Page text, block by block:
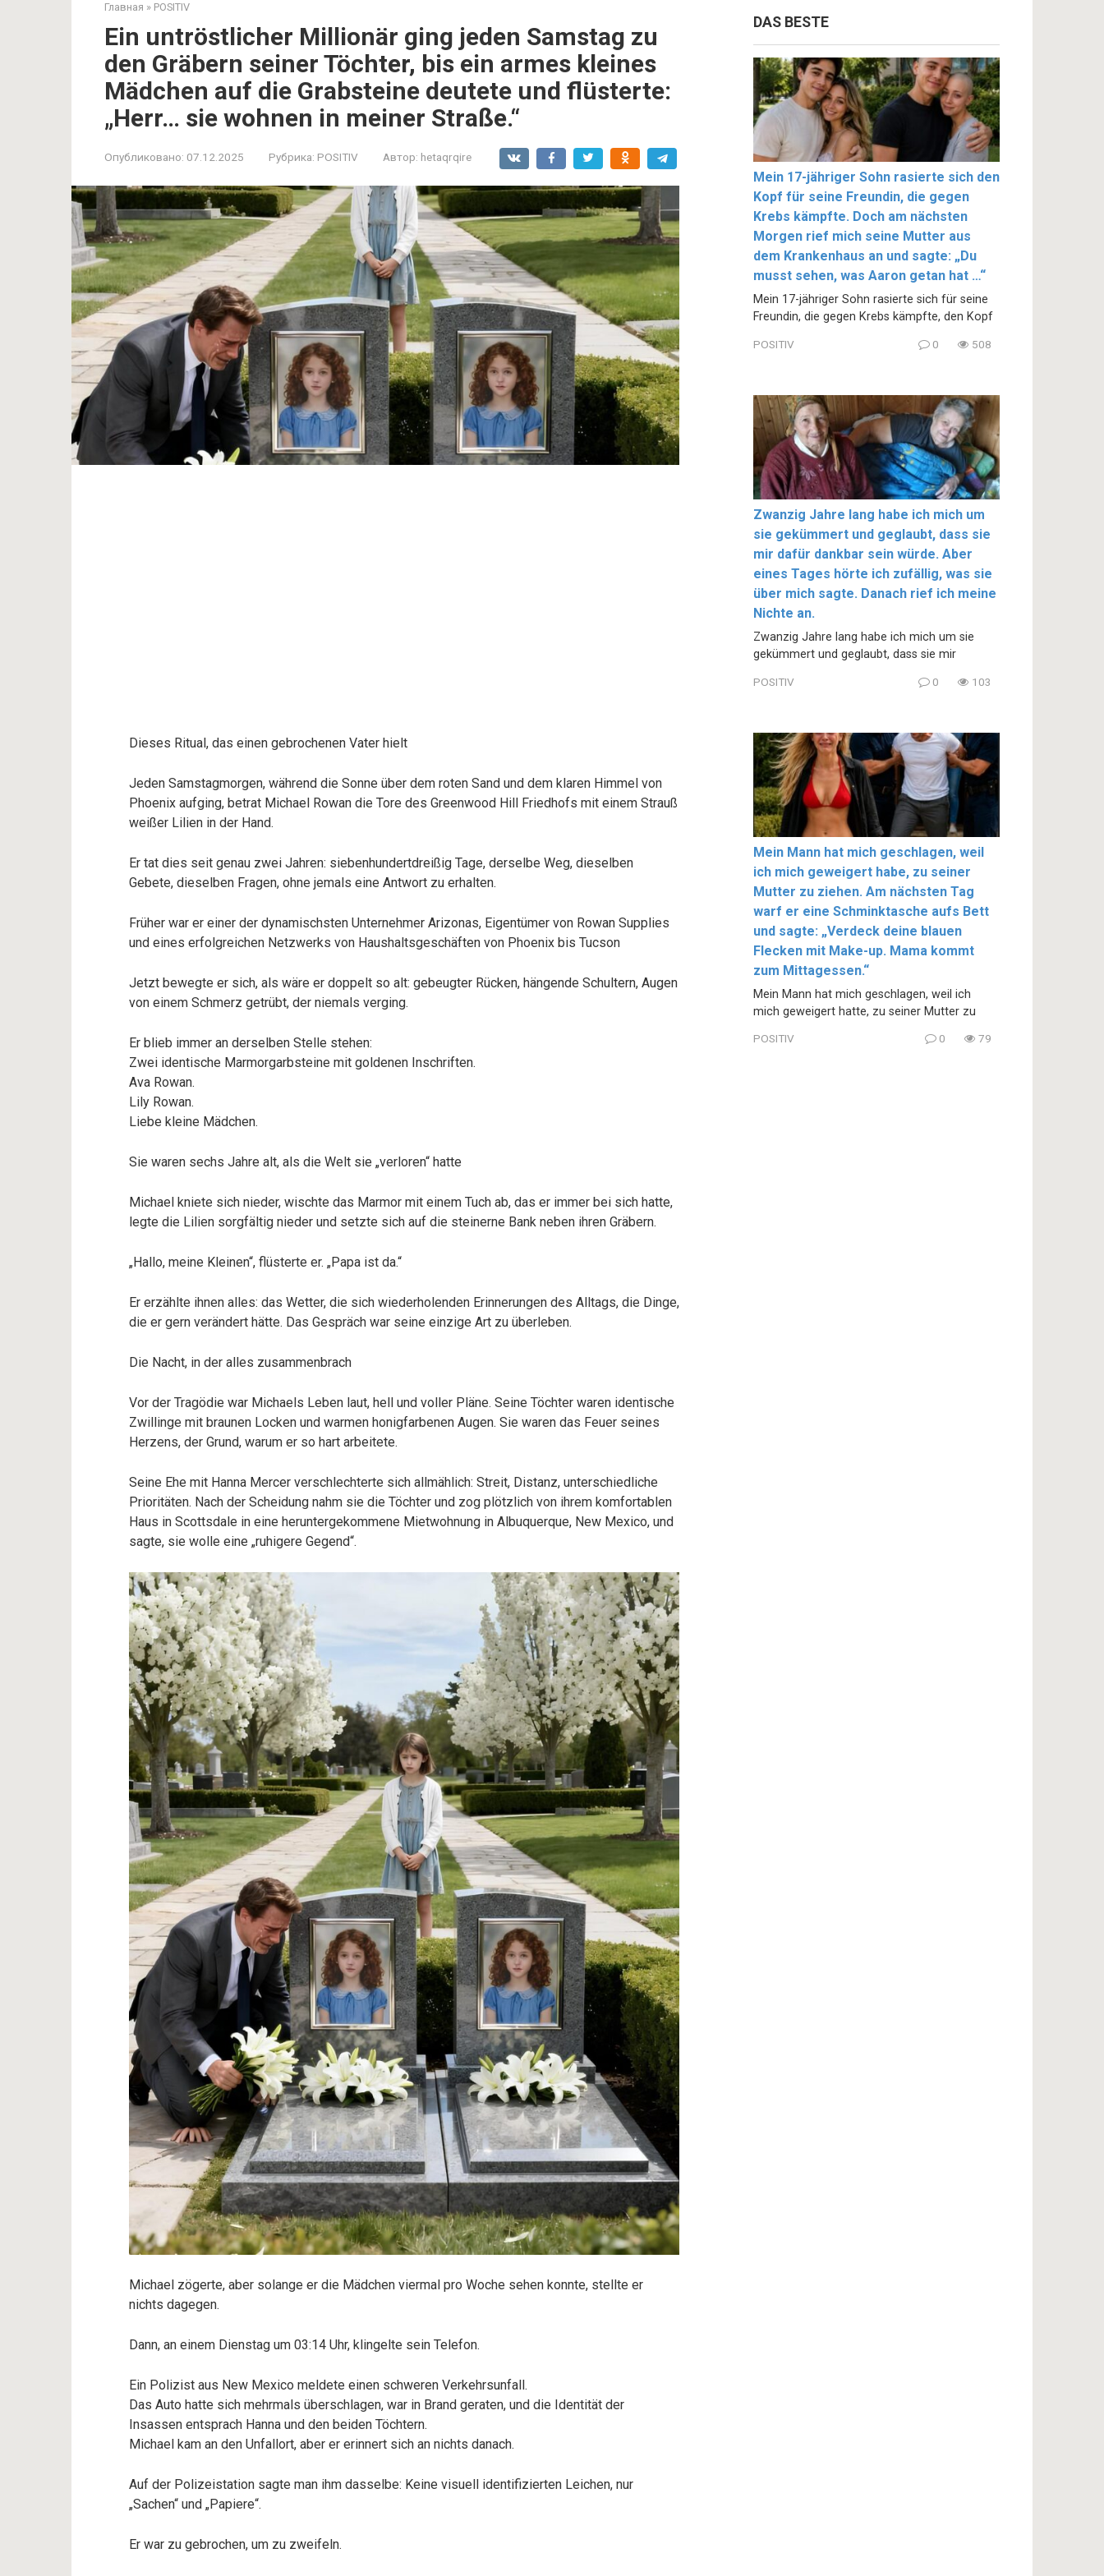
Главная » POSITIV
Ein untröstlicher Millionär ging jeden Samstag zu
den Gräbern seiner Töchter, bis ein armes kleines
Mädchen auf die Grabsteine deutete und flüsterte:
„Herr… sie wohnen in meiner Straße.“
Опубликовано: 07.12.2025 Рубрика: POSITIV Автор: hetaqrqire
Dieses Ritual, das einen gebrochenen Vater hielt
Jeden Samstagmorgen, während die Sonne über dem roten Sand und dem klaren Himmel von
Phoenix aufging, betrat Michael Rowan die Tore des Greenwood Hill Friedhofs mit einem Strauß
weißer Lilien in der Hand.
Er tat dies seit genau zwei Jahren: siebenhundertdreißig Tage, derselbe Weg, dieselben
Gebete, dieselben Fragen, ohne jemals eine Antwort zu erhalten.
Früher war er einer der dynamischsten Unternehmer Arizonas, Eigentümer von Rowan Supplies
und eines erfolgreichen Netzwerks von Haushaltsgeschäften von Phoenix bis Tucson
Jetzt bewegte er sich, als wäre er doppelt so alt: gebeugter Rücken, hängende Schultern, Augen
von einem Schmerz getrübt, der niemals verging.
Er blieb immer an derselben Stelle stehen:
Zwei identische Marmorgarbsteine mit goldenen Inschriften.
Ava Rowan.
Lily Rowan.
Liebe kleine Mädchen.
Sie waren sechs Jahre alt, als die Welt sie „verloren“ hatte
Michael kniete sich nieder, wischte das Marmor mit einem Tuch ab, das er immer bei sich hatte,
legte die Lilien sorgfältig nieder und setzte sich auf die steinerne Bank neben ihren Gräbern.
„Hallo, meine Kleinen“, flüsterte er. „Papa ist da.“
Er erzählte ihnen alles: das Wetter, die sich wiederholenden Erinnerungen des Alltags, die Dinge,
die er gern verändert hätte. Das Gespräch war seine einzige Art zu überleben.
Die Nacht, in der alles zusammenbrach
Vor der Tragödie war Michaels Leben laut, hell und voller Pläne. Seine Töchter waren identische
Zwillinge mit braunen Locken und warmen honigfarbenen Augen. Sie waren das Feuer seines
Herzens, der Grund, warum er so hart arbeitete.
Seine Ehe mit Hanna Mercer verschlechterte sich allmählich: Streit, Distanz, unterschiedliche
Prioritäten. Nach der Scheidung nahm sie die Töchter und zog plötzlich von ihrem komfortablen
Haus in Scottsdale in eine heruntergekommene Mietwohnung in Albuquerque, New Mexico, und
sagte, sie wolle eine „ruhigere Gegend“.
Michael zögerte, aber solange er die Mädchen viermal pro Woche sehen konnte, stellte er
nichts dagegen.
Dann, an einem Dienstag um 03:14 Uhr, klingelte sein Telefon.
Ein Polizist aus New Mexico meldete einen schweren Verkehrsunfall.
Das Auto hatte sich mehrmals überschlagen, war in Brand geraten, und die Identität der
Insassen entsprach Hanna und den beiden Töchtern.
Michael kam an den Unfallort, aber er erinnert sich an nichts danach.
Auf der Polizeistation sagte man ihm dasselbe: Keine visuell identifizierten Leichen, nur
„Sachen“ und „Papiere“.
Er war zu gebrochen, um zu zweifeln.
DAS BESTE
Mein 17-jähriger Sohn rasierte sich den
Kopf für seine Freundin, die gegen
Krebs kämpfte. Doch am nächsten
Morgen rief mich seine Mutter aus
dem Krankenhaus an und sagte: „Du
musst sehen, was Aaron getan hat …“
Mein 17-jähriger Sohn rasierte sich für seine
Freundin, die gegen Krebs kämpfte, den Kopf
POSITIV 0 508
Zwanzig Jahre lang habe ich mich um
sie gekümmert und geglaubt, dass sie
mir dafür dankbar sein würde. Aber
eines Tages hörte ich zufällig, was sie
über mich sagte. Danach rief ich meine
Nichte an.
Zwanzig Jahre lang habe ich mich um sie
gekümmert und geglaubt, dass sie mir
POSITIV 0 103
Mein Mann hat mich geschlagen, weil
ich mich geweigert habe, zu seiner
Mutter zu ziehen. Am nächsten Tag
warf er eine Schminktasche aufs Bett
und sagte: „Verdeck deine blauen
Flecken mit Make-up. Mama kommt
zum Mittagessen.“
Mein Mann hat mich geschlagen, weil ich
mich geweigert hatte, zu seiner Mutter zu
POSITIV 0 79